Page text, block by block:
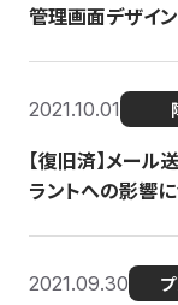
管理画面デザイ
2021.10.01
【復旧済】メー
ラントへの影響
2021.09.30